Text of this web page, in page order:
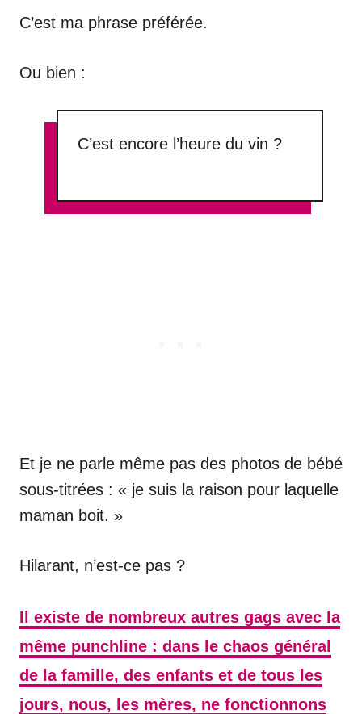
C’est ma phrase préférée.
Ou bien :
C’est encore l’heure du vin ?
Et je ne parle même pas des photos de bébé
sous-titrées : « je suis la raison pour laquelle
maman boit. »
Hilarant, n’est-ce pas ?
Il existe de nombreux autres gags avec la
même punchline : dans le chaos général
de la famille, des enfants et de tous les
jours, nous, les mères, ne fonctionnons